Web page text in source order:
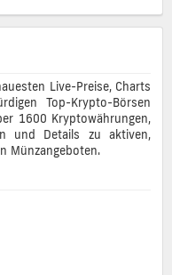
Live-Preise, Charts
Top-Krypto-Börsen
1600 Kryptowährungen,
und Details zu aktiven,
Münzangeboten.